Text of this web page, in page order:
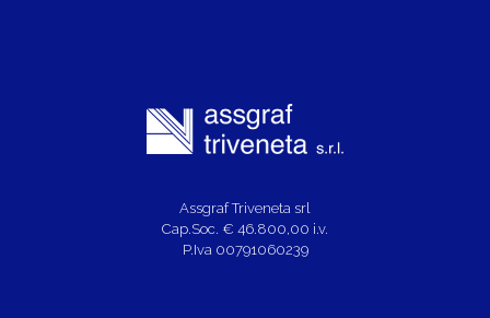
Assgraf Triveneta srl
Cap.Soc. € 46.800,00 i.v.
P.Iva 00791060239